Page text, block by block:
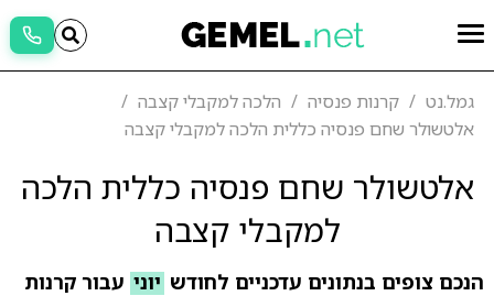
גמל.נט קרנות פנסיה
הלכה למקבלי קצבה
אלטשולר שחם פנסיה כללית הלכה למקבלי קצבה
אלטשולר שחם פנסיה כללית הלכה
למקבלי קצבה
הנכם צופים בנתונים עדכניים לחודש יוני עבור קרנות